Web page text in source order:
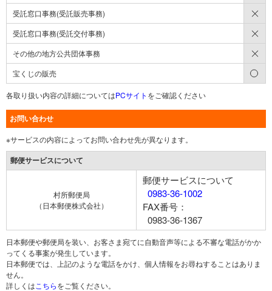
受託窓口事務(受託販売事務)
受託窓口事務(受託交付事務)
その他の地方公共団体事務
宝くじの販売
各取り扱い内容の詳細についてはPCサイト をご確認ください
お問い合わせ
※サービスの内容によってお問い合わせ先が異なります。
郵便サービスについて
村所郵便局
（日本郵便株式会社）
郵便サービスについて
0983-36-1002
FAX番号：
0983-36-1367
日本郵便や郵便局を装い、お客さま宛てに自動音声等による不審な電話がかか
ってくる事案が発生しています。
日本郵便では、上記のような電話をかけ、個人情報をお尋ねすることはありま
せん。
詳しくは こちらをご覧ください。